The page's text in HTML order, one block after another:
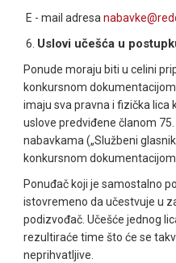
E - mail adresa nabavke@
6. Uslovi učešća u
Ponude moraju biti u celini
konkursnom
imaju sva pravna i fizička lica
uslove predviđene članom
nabavkama („Službeni
konkursnom dokumentacijom.
Ponuđač koji je samostalno
istovremeno da učestvuje u
podizvođač. Učešće jednog
rezultiraće time što će se
neprihvatljive.